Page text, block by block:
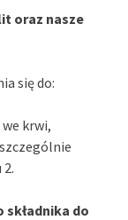
oraz nasze
się do:
we krwi,
do